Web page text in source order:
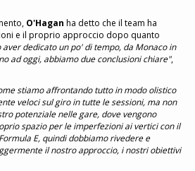
O'Hagan ha detto che il team ha
e il proprio approccio dopo quanto
aver dedicato un po' di tempo, da Monaco in
ad oggi, abbiamo due conclusioni chiare",
stiamo affrontando tutto in modo olistico
veloci sul giro in tutte le sessioni, ma non
potenziale nelle gare, dove vengono
spazio per le imperfezioni ai vertici con il
E, quindi dobbiamo rivedere e
il nostro approccio, i nostri obiettivi